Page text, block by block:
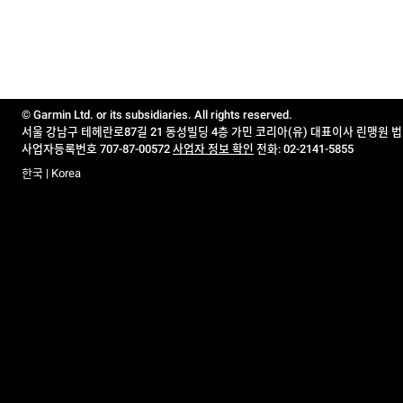
© Garmin Ltd. or its subsidiaries. All rights reserved.
서울 강남구 테헤란로87길 21 동성빌딩 4층 가민 코리아(유) 대표이사 린맹원
사업자등록번호 707-87-00572 사업자 정보 확인 전화: 02-2141-5855
한국 | Korea